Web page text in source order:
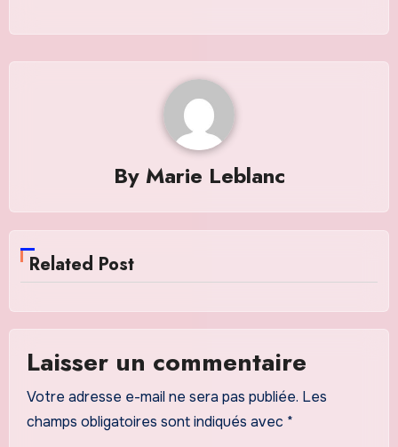
By Marie Leblanc
Related Post
Laisser un commentaire
Votre adresse e-mail ne sera pas publiée. Les
champs obligatoires sont indiqués avec *